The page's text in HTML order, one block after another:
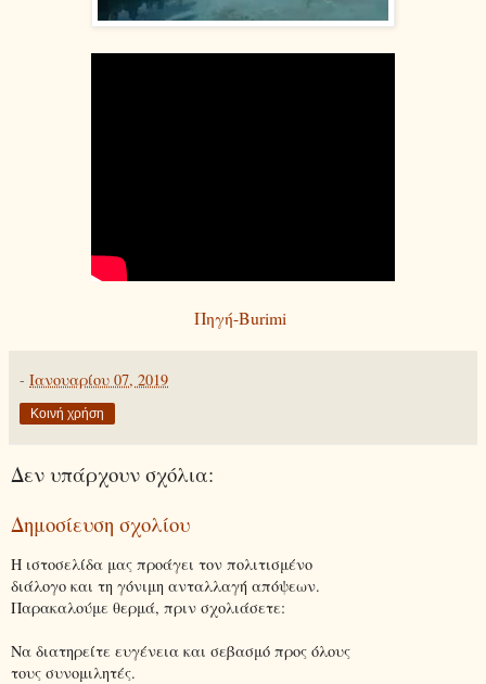
Πηγή-Burimi
- Ιανουαρίου 07, 2019
Κοινή χρήση
Δεν υπάρχουν σχόλια:
Δημοσίευση σχολίου
Η ιστοσελίδα μας προάγει τον πολιτισμένο
διάλογο και τη γόνιμη ανταλλαγή απόψεων.
Παρακαλούμε θερμά, πριν σχολιάσετε:
Να διατηρείτε ευγένεια και σεβασμό προς όλους
τους συνομιλητές.